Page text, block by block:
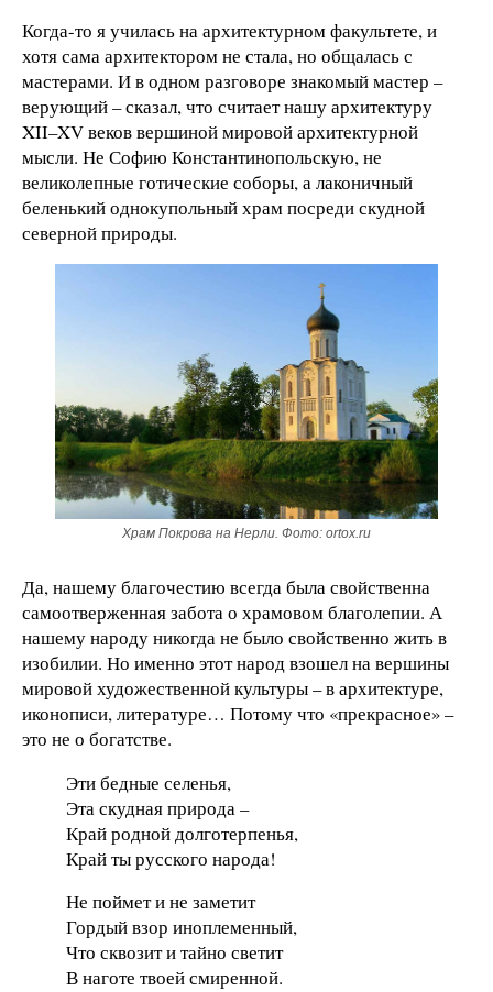
Когда-то я училась на архитектурном факультете, и
хотя сама архитектором не стала, но общалась с
мастерами. И в одном разговоре знакомый мастер –
верующий – сказал, что считает нашу архитектуру
XII–XV веков вершиной мировой архитектурной
мысли. Не Софию Константинопольскую, не
великолепные готические соборы, а лаконичный
беленький однокупольный храм посреди скудной
северной природы.
Храм Покрова на Нерли. Фото: ortox.ru
Да, нашему благочестию всегда была свойственна
самоотверженная забота о храмовом благолепии. А
нашему народу никогда не было свойственно жить в
изобилии. Но именно этот народ взошел на вершины
мировой художественной культуры – в архитектуре,
иконописи, литературе… Потому что «прекрасное» –
это не о богатстве.
Эти бедные селенья,
Эта скудная природа –
Край родной долготерпенья,
Край ты русского народа!
Не поймет и не заметит
Гордый взор иноплеменный,
Что сквозит и тайно светит
В наготе твоей смиренной.